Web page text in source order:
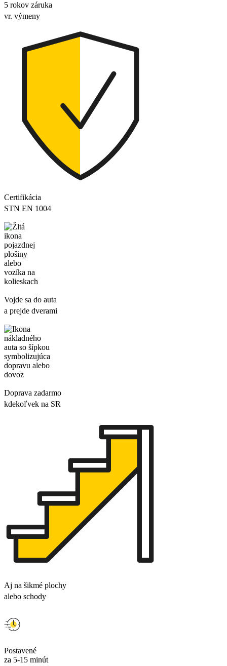
5 rokov záruka
vr. výmeny
Certifikácia
STN EN 1004
Vojde sa do auta
a prejde dverami
Doprava zadarmo
kdekoľvek na SR
Aj na šikmé plochy
alebo schody
Postavené
za 5-15 minút